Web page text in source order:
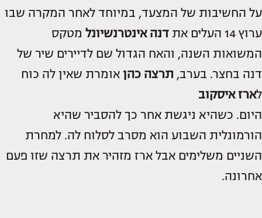
על החשיבות של המצעד, במיוחד לאחר המקרה שבו
ערוץ 14 העלים את
דנה אינטרנשיונל מטקס
המשואות השנה, והאח הגדול שם לדיירים שיר של
דנה בחצר. בערב, תרצה כהן אומרת שאין לה כוח
לארז איסקוב
היום. כשהיא ניגשת אחר כך להסביר שהיא
הורמונלית השבוע הוא מסרב לסלוח לה. למחרת
השניים משלימים אבל ארז מזהיר את תרצה שזו פעם
אחרונה.